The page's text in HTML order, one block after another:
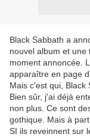
Black Sabbath a
nouvel album et
moment annoncée.
apparaître en page
Mais c'est qui, Black
Bien sûr, j'ai déjà
non plus. Ce sont
gothique. Mais à
SI ils reveinnent sur